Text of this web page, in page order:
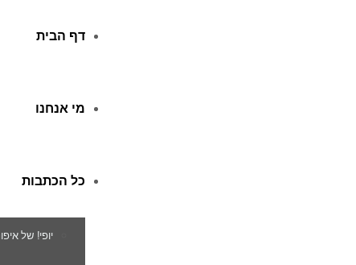
דף הבית
מי אנחנו
כל הכתבות
יופי! של